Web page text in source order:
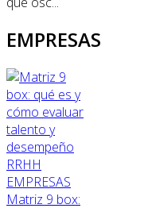
EMPRESAS
RRHH
EMPRESAS
Matriz 9 box: